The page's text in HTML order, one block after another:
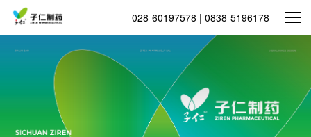
028-60197578 | 0838-5196178